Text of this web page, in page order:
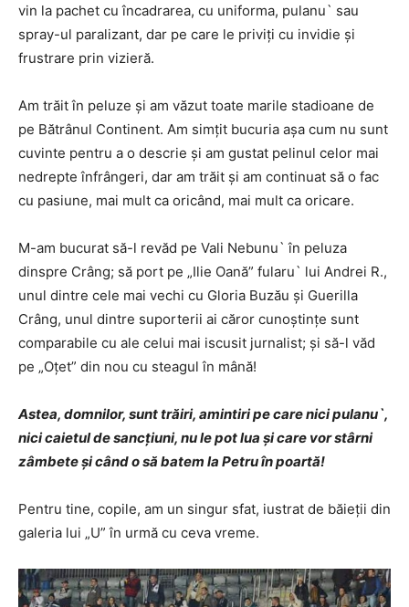
vin la pachet cu încadrarea, cu uniforma, pulanu` sau
spray-ul paralizant, dar pe care le priviţi cu invidie şi
frustrare prin vizieră.
Am trăit în peluze şi am văzut toate marile stadioane de
pe Bătrânul Continent. Am simţit bucuria aşa cum nu sunt
cuvinte pentru a o descrie şi am gustat pelinul celor mai
nedrepte înfrângeri, dar am trăit şi am continuat să o fac
cu pasiune, mai mult ca oricând, mai mult ca oricare.
M-am bucurat să-l revăd pe Vali Nebunu` în peluza
dinspre Crâng; să port pe „Ilie Oană” fularu` lui Andrei R.,
unul dintre cele mai vechi cu Gloria Buzău şi Guerilla
Crâng, unul dintre suporterii ai căror cunoştinţe sunt
comparabile cu ale celui mai iscusit jurnalist; şi să-l văd
pe „Oţet” din nou cu steagul în mână!
Astea, domnilor, sunt trăiri, amintiri pe care nici pulanu`,
nici caietul de sancţiuni, nu le pot lua şi care vor stârni
zâmbete şi când o să batem la Petru în poartă!
Pentru tine, copile, am un singur sfat, iustrat de băieţii din
galeria lui „U” în urmă cu ceva vreme.